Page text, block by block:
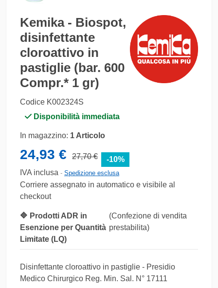
Kemika - Biospot,
disinfettante
cloroattivo in
pastiglie (bar. 600
Compr.* 1 gr)
Codice K002324S
Disponibilità immediata
In magazzino: 1 Articolo
24,93 € 27,70 €
-10%
IVA inclusa
Spedizione esclusa
Corriere assegnato in automatico e visibile al
checkout
🔷 Prodotti ADR in
Esenzione per Quantità
Limitate (LQ)
(Confezione di vendita
prestabilita)
Disinfettante cloroattivo in pastiglie - Presidio
Medico Chirurgico Reg. Min. Sal. N° 17111